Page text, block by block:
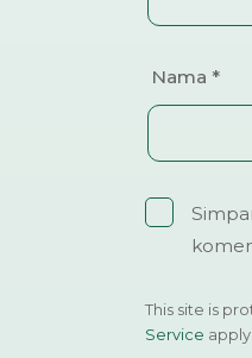
Nama *
This site is
Service apply.